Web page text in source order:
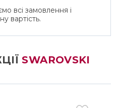
всі замовлення і
вартість.
SWAROVSKI